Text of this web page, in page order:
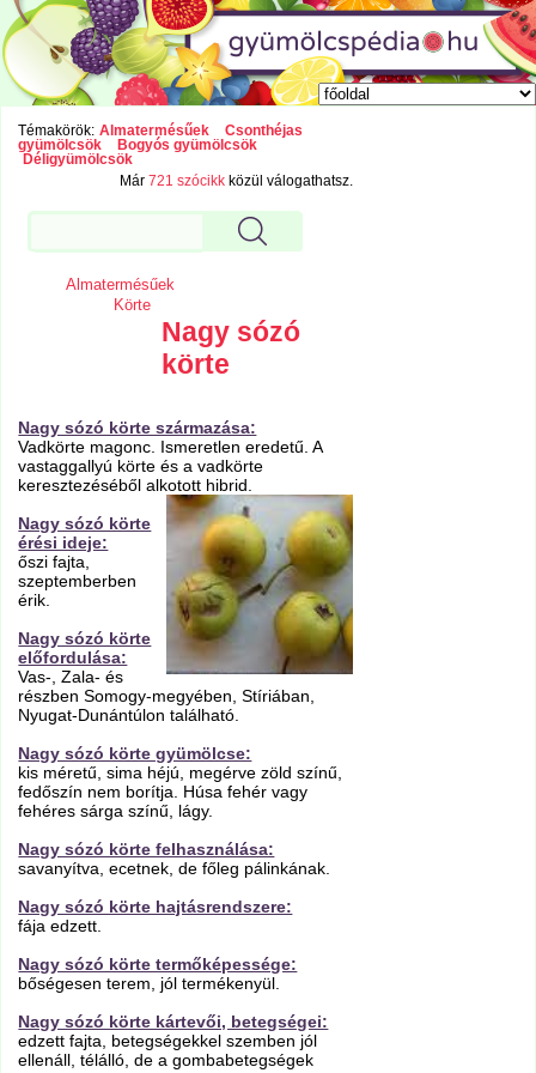
Témakörök: Almatermésűek
Csonthéjas
gyümölcsök
Bogyós gyümölcsök
Déligyümölcsök
Már721 szócikk közül válogathatsz.
Almatermésűek
Körte
Nagy sózó
körte
Nagy sózó körte származása:
Vadkörte magonc. Ismeretlen eredetű. A
vastaggallyú körte és a vadkörte
keresztezéséből alkotott hibrid.
Nagy sózó körte
érési ideje:
őszi fajta,
szeptemberben
érik.
Nagy sózó körte
előfordulása:
Vas-, Zala- és
részben Somogy-megyében, Stíriában,
Nyugat-Dunántúlon található.
Nagy sózó körte gyümölcse:
kis méretű, sima héjú, megérve zöld színű,
fedőszín nem borítja. Húsa fehér vagy
fehéres sárga színű, lágy.
Nagy sózó körte felhasználása:
savanyítva, ecetnek, de főleg pálinkának.
Nagy sózó körte hajtásrendszere:
fája edzett.
Nagy sózó körte termőképessége:
bőségesen terem, jól termékenyül.
Nagy sózó körte kártevői, betegségei:
edzett fajta, betegségekkel szemben jól
ellenáll, télálló, de a gombabetegségek